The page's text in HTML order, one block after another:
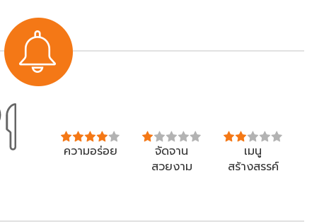
ความอร่อย
จัดจาน
สวยงาม
เมนู
สร้างสรรค์